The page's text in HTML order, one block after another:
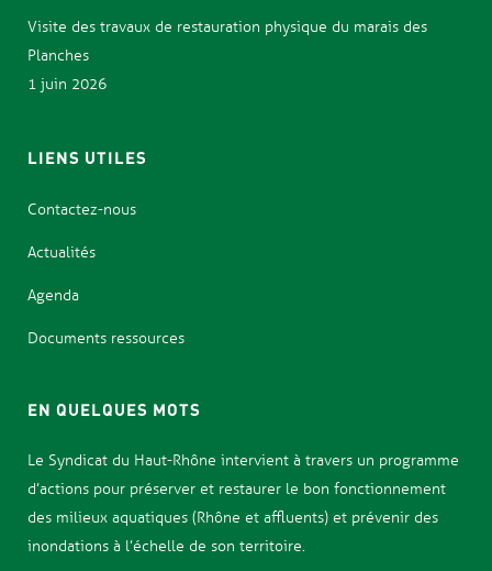
Visite des travaux de restauration physique du marais des
Planches
1 juin 2026
LIENS UTILES
Contactez-nous
Actualités
Agenda
Documents ressources
EN QUELQUES MOTS
Le Syndicat du Haut-Rhône intervient à travers un programme
d’actions pour préserver et restaurer le bon fonctionnement
des milieux aquatiques (Rhône et affluents) et prévenir des
inondations à l’échelle de son territoire.